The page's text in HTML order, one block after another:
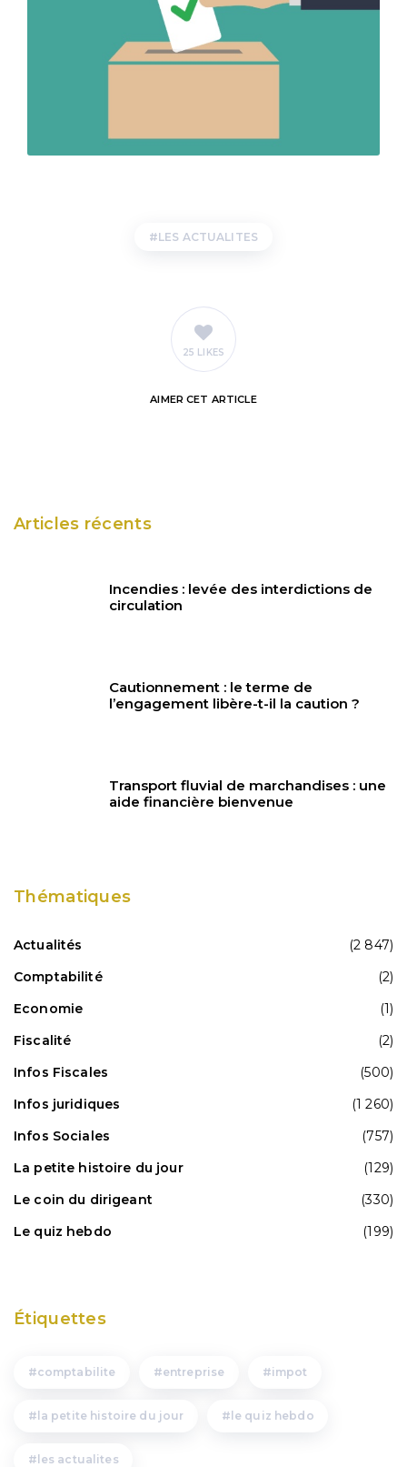
LES ACTUALITES
25 LIKES
AIMER CET ARTICLE
Articles récents
Incendies : levée des interdictions de
circulation
Cautionnement : le terme de
l’engagement libère-t-il la caution ?
Transport fluvial de marchandises : une
aide financière bienvenue
Thématiques
Actualités
(2 847)
Comptabilité
(2)
Economie
(1)
Fiscalité
(2)
Infos Fiscales
(500)
Infos juridiques
(1 260)
Infos Sociales
(757)
La petite histoire du jour
(129)
Le coin du dirigeant
(330)
Le quiz hebdo
(199)
Étiquettes
comptabilite entreprise impot
la petite histoire du jour le quiz hebdo
les actualites